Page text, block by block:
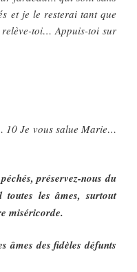
et je le resterai tant que
toi… Appuis-toi sur
10 Je vous salue Marie…
préservez-nous du
toutes les âmes, surtout
miséricorde.
âmes des fidèles défunts